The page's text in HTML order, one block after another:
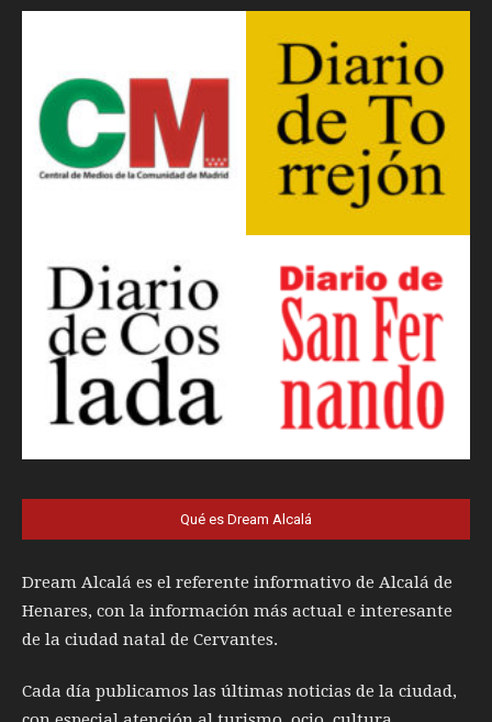
Qué es Dream Alcalá
Dream Alcalá es el referente informativo de Alcalá de
Henares, con la información más actual e interesante
de la ciudad natal de Cervantes.
Cada día publicamos las últimas noticias de la ciudad,